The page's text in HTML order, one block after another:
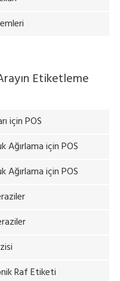
Etiketleme
için POS
Ağırlama için POS
Ağırlama için POS
Raf Etiketi